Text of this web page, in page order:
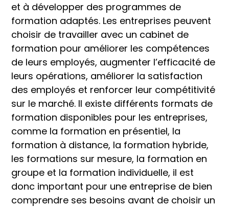
et à développer des programmes de
formation adaptés. Les entreprises peuvent
choisir de travailler avec un cabinet de
formation pour améliorer les compétences
de leurs employés, augmenter l’efficacité de
leurs opérations, améliorer la satisfaction
des employés et renforcer leur compétitivité
sur le marché. Il existe différents formats de
formation disponibles pour les entreprises,
comme la formation en présentiel, la
formation à distance, la formation hybride,
les formations sur mesure, la formation en
groupe et la formation individuelle, il est
donc important pour une entreprise de bien
comprendre ses besoins avant de choisir un